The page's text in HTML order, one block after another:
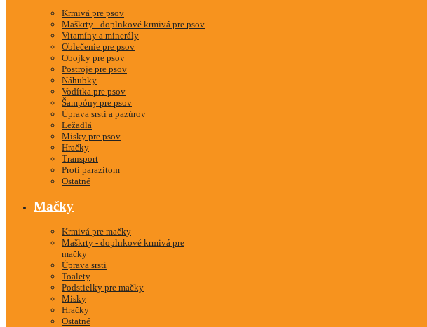
Krmivá pre psov
Maškrty - doplnkové krmivá pre psov
Vitamíny a minerály
Oblečenie pre psov
Obojky pre psov
Postroje pre psov
Náhubky
Vodítka pre psov
Šampóny pre psov
Úprava srsti a pazúrov
Ležadlá
Misky pre psov
Hračky
Transport
Proti parazitom
Ostatné
Mačky
Krmivá pre mačky
Maškrty - doplnkové krmivá pre
mačky
Úprava srsti
Toalety
Podstielky pre mačky
Misky
Hračky
Ostatné